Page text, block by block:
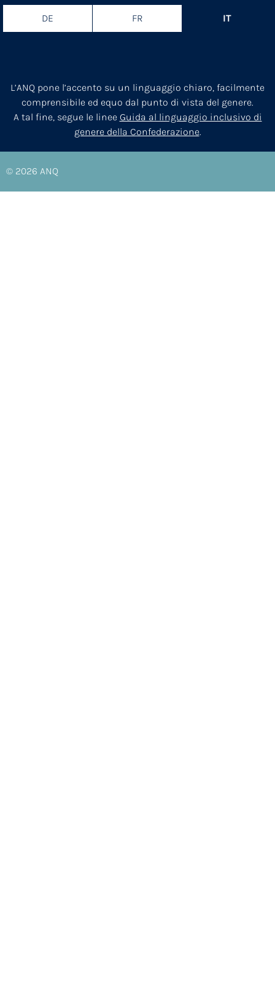
DE FR IT
L’ANQ pone l’accento su un linguaggio chiaro, facilmente
comprensibile ed equo dal punto di vista del genere.
A tal fine, segue le linee Guida al linguaggio inclusivo di
genere della Confederazione.
© 2026 ANQ